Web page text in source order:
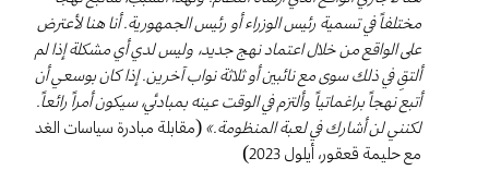
مختلفاً في تسمية رئيس الوزراء أو رئيس الجمهورية. أنا هنا لأعترض
على الواقع من خلال اعتماد نهج جديد، وليس لدي أي مشكلة إذا لم
ألتقِ في ذلك سوى مع نائبين أو ثلاثة نواب آخرين. إذا كان بوسعي أن
أتبع نهجاً براغماتياً وألتزم في الوقت عينه بمبادئي، سيكون أمراً رائعاً.
لكنني لن أشارك في لعبة المنظومة.»(مقابلة مبادرة سياسات الغد
مع حليمة قعقور، أيلول 2023)